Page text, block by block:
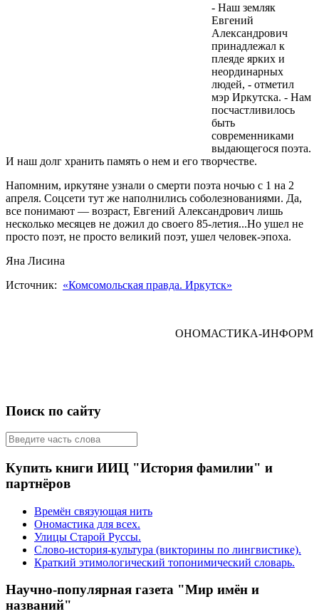
- Наш земляк
Евгений
Александрович
принадлежал к
плеяде ярких и
неординарных
людей, - отметил
мэр Иркутска. - Нам
посчастливилось
быть
современниками
выдающегося поэта.
И наш долг хранить память о нем и его творчестве.
Напомним, иркутяне узнали о смерти поэта ночью с 1 на 2
апреля. Соцсети тут же наполнились соболезнованиями. Да,
все понимают — возраст, Евгений Александрович лишь
несколько месяцев не дожил до своего 85-летия...Но ушел не
просто поэт, не просто великий поэт, ушел человек-эпоха.
Яна Лисина
Источник: «Комсомольская правда. Иркутск»
ОНОМАСТИКА-ИНФОРМ
Поиск по сайту
Купить книги ИИЦ "История фамилии" и
партнёров
Времён связующая нить
Ономастика для всех.
Улицы Старой Руссы.
Слово-история-культура (викторины по лингвистике).
Краткий этимологический топонимический словарь.
Научно-популярная газета "Мир имён и
названий"